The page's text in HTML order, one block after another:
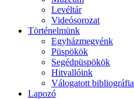
Levéltár
Videósorozat
Történelmünk
Egyházmegyénk
Püspökök
Segédpüspökök
Hitvallóink
Válogatott bibliográfia
Lapozó